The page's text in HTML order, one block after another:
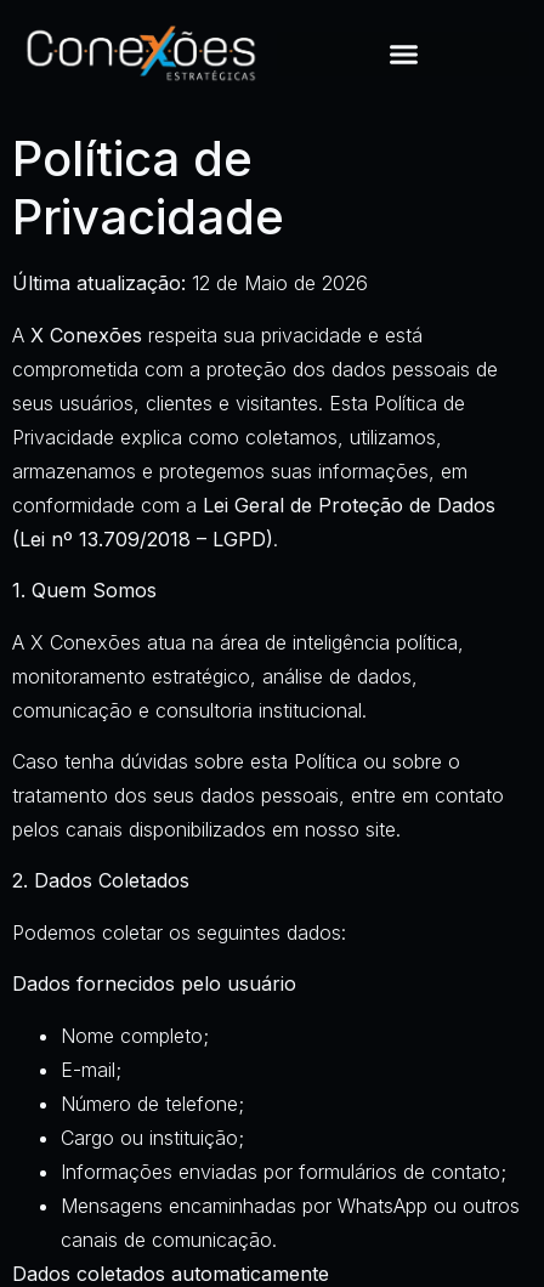
Política de
Privacidade
Última atualização: 12 de Maio de 2026
A X Conexões respeita sua privacidade e está
comprometida com a proteção dos dados pessoais de
seus usuários, clientes e visitantes. Esta Política de
Privacidade explica como coletamos, utilizamos,
armazenamos e protegemos suas informações, em
conformidade com a Lei Geral de Proteção de Dados
(Lei nº 13.709/2018 – LGPD).
1. Quem Somos
A X Conexões atua na área de inteligência política,
monitoramento estratégico, análise de dados,
comunicação e consultoria institucional.
Caso tenha dúvidas sobre esta Política ou sobre o
tratamento dos seus dados pessoais, entre em contato
pelos canais disponibilizados em nosso site.
2. Dados Coletados
Podemos coletar os seguintes dados:
Dados fornecidos pelo usuário
Nome completo;
E-mail;
Número de telefone;
Cargo ou instituição;
Informações enviadas por formulários de contato;
Mensagens encaminhadas por WhatsApp ou outros
canais de comunicação.
Dados coletados automaticamente